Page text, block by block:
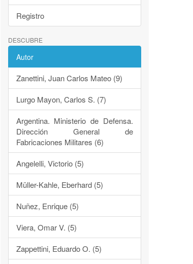
Registro
DESCUBRE
Autor
Zanettini, Juan Carlos Mateo (9)
Lurgo Mayon, Carlos S. (7)
Argentina. Ministerio de Defensa.
Dirección General de
Fabricaciones Militares (6)
Angelelli, Victorio (5)
Müller-Kahle, Eberhard (5)
Nuñez, Enrique (5)
Viera, Omar V. (5)
Zappettini, Eduardo O. (5)